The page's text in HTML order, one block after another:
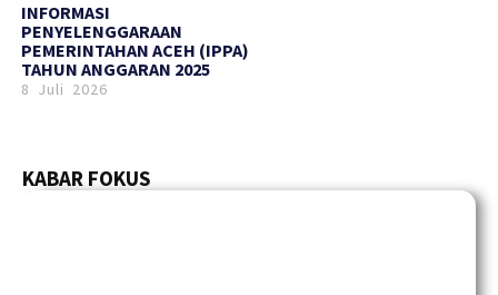
INFORMASI
PENYELENGGARAAN
PEMERINTAHAN ACEH (IPPA)
TAHUN ANGGARAN 2025
8 Juli 2026
KABAR FOKUS